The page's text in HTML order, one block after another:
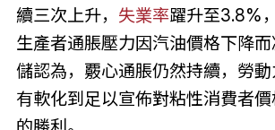
續三次上升， 失業率躍升至3.8%
生產者通脹壓力因汽油價格下降
儲認為，覈心通脹仍然持續，勞
有軟化到足以宣佈對粘性消費者價